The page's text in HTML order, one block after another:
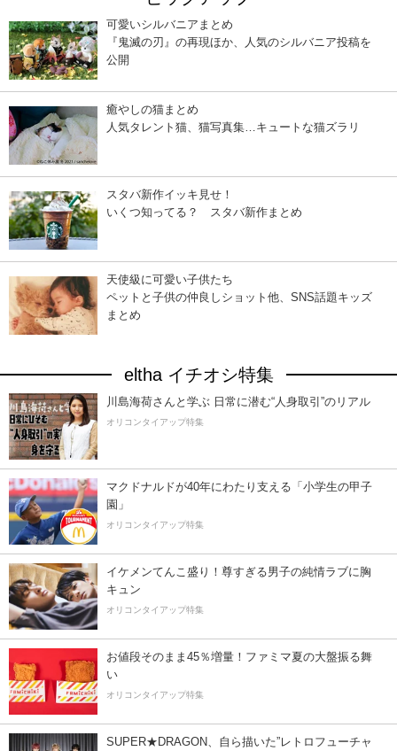
可愛いシルバニアまとめ
『鬼滅の刃』の再現ほか、人気のシルバニア投稿を
公開
癒やしの猫まとめ
人気タレント猫、猫写真集…キュートな猫ズラリ
スタバ新作イッキ見せ！
いくつ知ってる？ スタバ新作まとめ
天使級に可愛い子供たち
ペットと子供の仲良しショット他、SNS話題キッズ
まとめ
eltha イチオシ特集
川島海荷さんと学ぶ 日常に潜む“人身取引”のリアル
オリコンタイアップ特集
マクドナルドが40年にわたり支える「小学生の甲子
園」
オリコンタイアップ特集
イケメンてんこ盛り！尊すぎる男子の純情ラブに胸
キュン
オリコンタイアップ特集
お値段そのまま45％増量！ファミマ夏の大盤振る舞
い
オリコンタイアップ特集
SUPER★DRAGON、自ら描いた”レトロフューチャ